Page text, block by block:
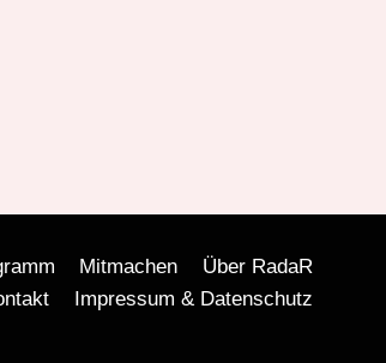
Mitmachen
Über RadaR
Impressum & Datenschutz